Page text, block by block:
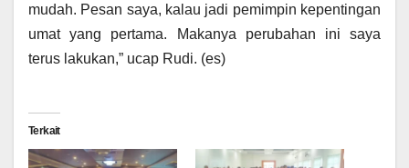
mudah. Pesan saya, kalau jadi pemimpin kepentingan
umat yang pertama. Makanya perubahan ini saya
terus lakukan,” ucap Rudi. (es)
Terkait